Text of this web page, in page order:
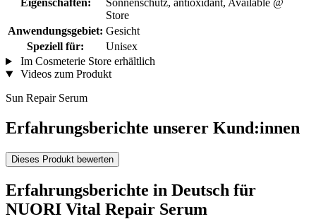
Eigenschaften:
Sonnenschutz, antioxidant, Available @
Store
Anwendungsgebiet: Gesicht
Speziell für:
Unisex
Im Cosmeterie Store erhältlich
Videos zum Produkt
Sun Repair Serum
Erfahrungsberichte unserer Kund:innen
Dieses Produkt bewerten
Erfahrungsberichte in Deutsch für
NUORI Vital Repair Serum